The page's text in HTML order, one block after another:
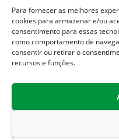
Para fornecer as melhores
cookies para armazenar e/ou
consentimento para essas
como comportamento de
consentir ou retirar o
recursos e funções.
Jornal Italia é uma Marca